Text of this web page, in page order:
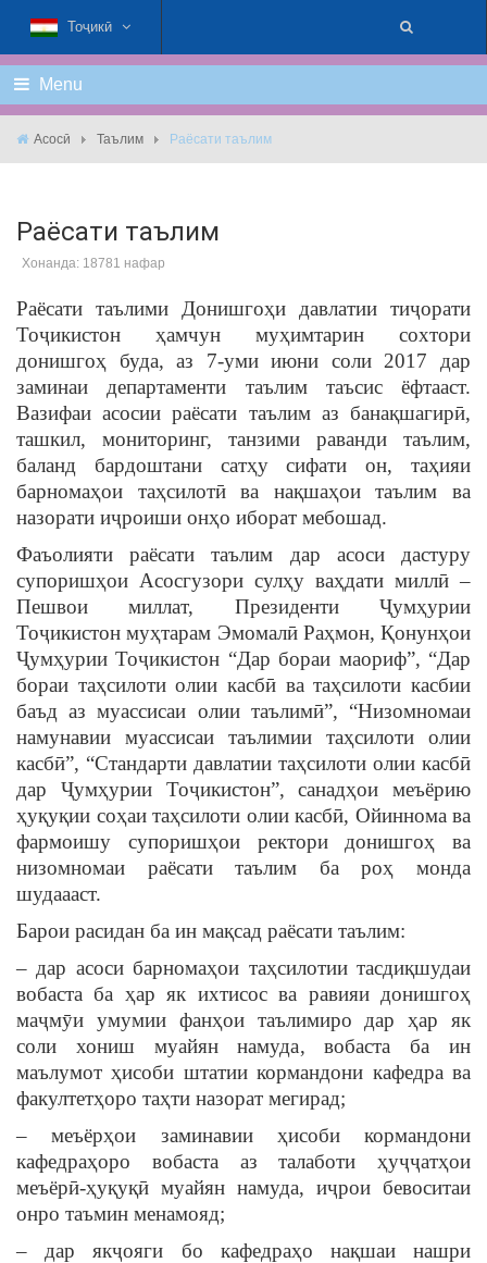
Тоҷикӣ
Menu
Асосӣ Таълим Раёсати таълим
Раёсати таълим
Хонанда: 18781 нафар
Раёсати таълими Донишгоҳи давлатии тиҷорати
Тоҷикистон ҳамчун муҳимтарин сохтори
донишгоҳ буда, аз 7-уми июни соли 2017 дар
заминаи департаменти таълим таъсис ёфтааст.
Вазифаи асосии раёсати таълим аз банақшагирӣ,
ташкил, мониторинг, танзими раванди таълим,
баланд бардоштани сатҳу сифати он, таҳияи
барномаҳои таҳсилотӣ ва нақшаҳои таълим ва
назорати иҷроиши онҳо иборат мебошад.
Фаъолияти раёсати таълим дар асоси дастуру
супоришҳои Асосгузори сулҳу ваҳдати миллӣ –
Пешвои миллат, Президенти Ҷумҳурии
Тоҷикистон муҳтарам Эмомалӣ Раҳмон, Қонунҳои
Ҷумҳурии Тоҷикистон “Дар бораи маориф”, “Дар
бораи таҳсилоти олии касбӣ ва таҳсилоти касбии
баъд аз муассисаи олии таълимӣ”, “Низомномаи
намунавии муассисаи таълимии таҳсилоти олии
касбӣ”, “Стандарти давлатии таҳсилоти олии касбӣ
дар Ҷумҳурии Тоҷикистон”, санадҳои меъёрию
ҳуқуқии соҳаи таҳсилоти олии касбӣ, Ойиннома ва
фармоишу супоришҳои ректори донишгоҳ ва
низомномаи раёсати таълим ба роҳ монда
шудаааст.
Барои расидан ба ин мақсад раёсати таълим:
– дар асоси барномаҳои таҳсилотии тасдиқшудаи
вобаста ба ҳар як ихтисос ва равияи донишгоҳ
маҷмӯи умумии фанҳои таълимиро дар ҳар як
соли хониш муайян намуда, вобаста ба ин
маълумот ҳисоби штатии кормандони кафедра ва
факултетҳоро таҳти назорат мегирад;
– меъёрҳои заминавии ҳисоби кормандони
кафедраҳоро вобаста аз талаботи ҳуҷҷатҳои
меъёрӣ-ҳуқуқӣ муайян намуда, иҷрои бевоситаи
онро таъмин менамояд;
– дар якҷояги бо кафедраҳо нақшаи нашри